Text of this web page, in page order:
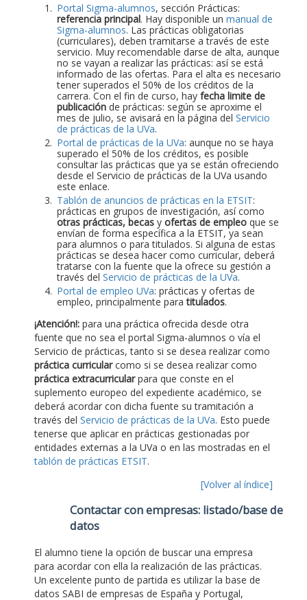
Portal Sigma-alumnos, sección Prácticas:
referencia principal. Hay disponible un manual de
Sigma-alumnos. Las prácticas obligatorias
(curriculares), deben tramitarse a través de este
servicio. Muy recomendable darse de alta, aunque
no se vayan a realizar las prácticas: así se está
informado de las ofertas. Para el alta es necesario
tener superados el 50% de los créditos de la
carrera. Con el fin de curso, hay fecha limite de
publicación de prácticas: según se aproxime el
mes de julio, se avisará en la página del Servicio
de prácticas de la UVa.
Portal de prácticas de la UVa: aunque no se haya
superado el 50% de los créditos, es posible
consultar las prácticas que ya se están ofreciendo
desde el Servicio de prácticas de la UVa usando
este enlace.
Tablón de anuncios de prácticas en la ETSIT:
prácticas en grupos de investigación, así como
otras prácticas, becas y ofertas de empleo que se
envían de forma específica a la ETSIT, ya sean
para alumnos o para titulados. Si alguna de estas
prácticas se desea hacer como curricular, deberá
tratarse con la fuente que la ofrece su gestión a
través del Servicio de prácticas de la UVa.
Portal de empleo UVa: prácticas y ofertas de
empleo, principalmente paratitulados.
¡Atención!: para una práctica ofrecida desde otra
fuente que no sea el portal Sigma-alumnos o vía el
Servicio de prácticas, tanto si se desea realizar como
práctica curricularcomo si se desea realizar como
práctica extracurricularpara que conste en el
suplemento europeo del expediente académico, se
deberá acordar con dicha fuente su tramitación a
través del Servicio de prácticas de la UVa. Esto puede
tenerse que aplicar en prácticas gestionadas por
entidades externas a la UVa o en las mostradas en el
tablón de prácticas ETSIT.
[Volver al índice]
Contactar con empresas: listado/base de
datos
El alumno tiene la opción de buscar una empresa
para acordar con ella la realización de las prácticas.
Un excelente punto de partida es utilizar la base de
datos SABI de empresas de España y Portugal,